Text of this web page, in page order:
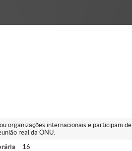
organizações internacionais e participam de
real da ONU.
16